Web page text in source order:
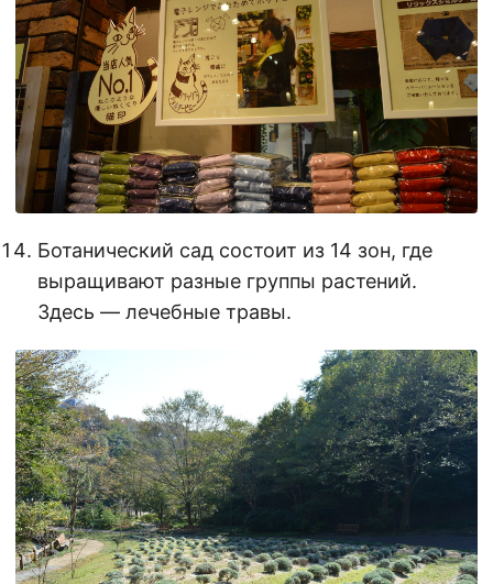
Ботанический сад состоит из 14 зон, где
выращивают разные группы растений.
Здесь — лечебные травы.